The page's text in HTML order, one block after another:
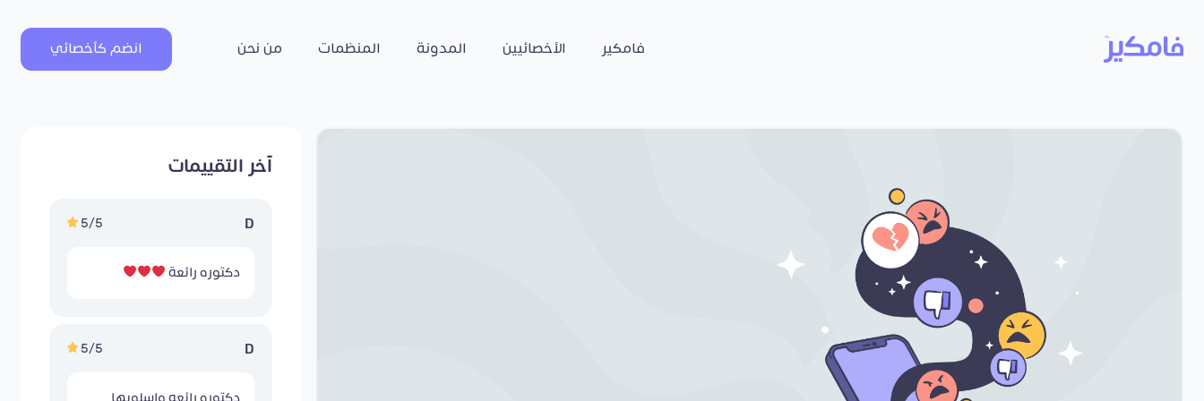
فامكير الأخصائيين المدونة المنظمات من نحن انضم كأخصائي
آخر التقييمات
D
5/5
دكتوره رائعة
D
5/5